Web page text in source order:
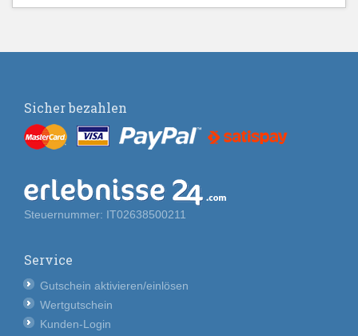
Sicher bezahlen
Steuernummer: IT02638500211
Service
Gutschein aktivieren/einlösen
Wertgutschein
Kunden-Login